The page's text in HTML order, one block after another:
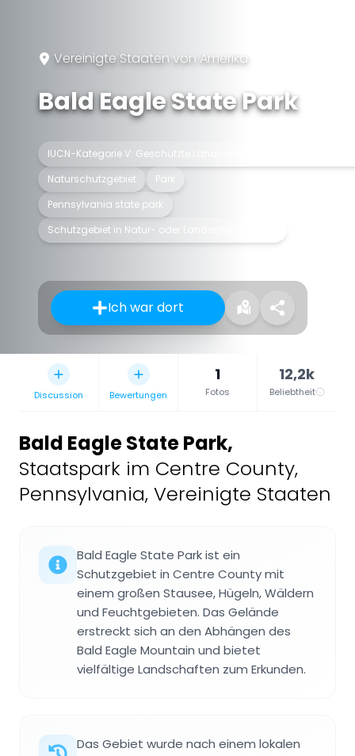
Vereinigte Staaten von Amerika
Bald Eagle State Park
IUCN-Kategorie V: Geschützte Landschaft / Geschützte
Naturschutzgebiet
Park
Pennsylvania state park
Schutzgebiet in Natur- oder Landschaftsschutz
Ich war dort
Discussion Bewertungen
1
Fotos
12,2k
Beliebtheit
Bald Eagle State Park,
Staatspark im Centre County,
Pennsylvania, Vereinigte Staaten
Bald Eagle State Park ist ein
Schutzgebiet in Centre County mit
einem großen Stausee, Hügeln, Wäldern
und Feuchtgebieten. Das Gelände
erstreckt sich an den Abhängen des
Bald Eagle Mountain und bietet
vielfältige Landschaften zum Erkunden.
Das Gebiet wurde nach einem lokalen